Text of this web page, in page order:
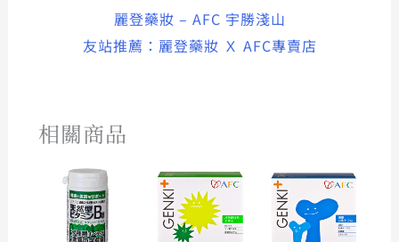
麗登藥妝 – AFC 宇勝淺山
友站推薦：麗登藥妝 Ｘ AFC專賣店
相關商品
原
始
價
格：
NT$900。
目
前
價
格：
NT$800。
原
始
格：
NT$1,550。
目
前
格：
NT$1,380。
始
價
格：
NT$1,550
前
格：